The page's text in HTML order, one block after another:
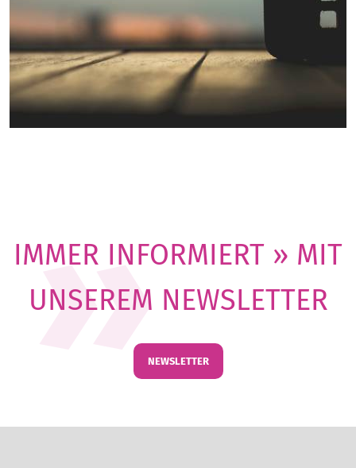
IMMER INFORMIERT » MIT
UNSEREM NEWSLETTER
NEWSLETTER